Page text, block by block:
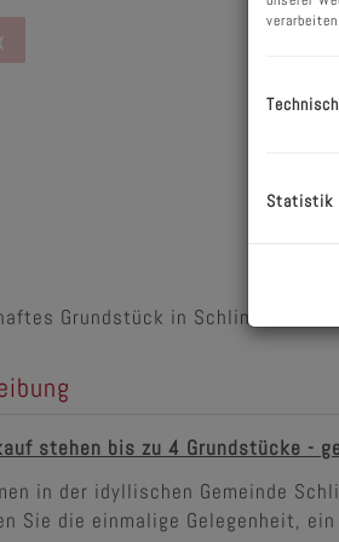
stehen bis zu 4 Grundstücke -
in der idyllischen Gemeinde
Sie die einmalige Gelegenheit,
Statistik